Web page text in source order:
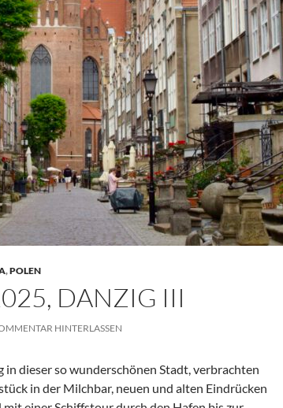
,POLEN
DANZIG III
HINTERLASSEN
in dieser so wunderschönen Stadt, verbrachten
in der Milchbar, neuen und alten Eindrücken